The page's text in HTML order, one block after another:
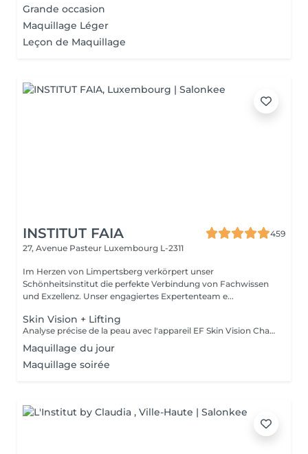
Grande occasion
Maquillage Léger
Leçon de Maquillage
INSTITUT FAIA
459
27, Avenue Pasteur Luxembourg L-2311
Im Herzen von Limpertsberg verkörpert unser
Schönheitsinstitut die perfekte Verbindung von Fachwissen
und Exzellenz. Unser engagiertes Expertenteam e...
Skin Vision + Lifting
Analyse précise de la peau avec l'appareil EF Skin Vision Chaque peau étant unique, nous analysons ensemble les besoins actuels de votre peau. L'appareil diagnostic effectue une analyse complète. Il détermine l'identité de votre peau en quelques minutes, en se basant sur 9 paramètres spécifiques: hydratation, excès de sébum, élasticité, desquamation, pores, taches pigmentaires, rides pattes d'oie, rides du front, couperose. Soin anti-âge liftant pour une peau plus ferme. Les produits pénètrent profondément grâce au, Sono Lifter qui permet également d'agir sur les cicatrices d'acné. Le relâchement de la peau, les rides et les rides d'expression sont atténuées grâce au RF Tightener. Pour raffermir et redessiner l'ovale du visage.
Maquillage du jour
Maquillage soirée